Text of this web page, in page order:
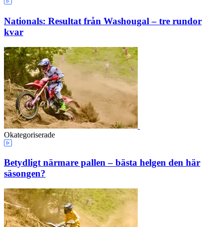
Nationals: Resultat från Washougal – tre rundor
kvar
Okategoriserade
Betydligt närmare pallen – bästa helgen den här
säsongen?